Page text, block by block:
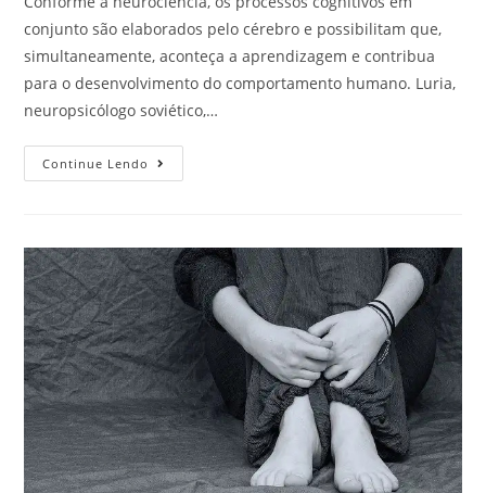
conjunto são elaborados pelo cérebro e possibilitam que,
simultaneamente, aconteça a aprendizagem e contribua
para o desenvolvimento do comportamento humano. Luria,
neuropsicólogo soviético,…
Continue Lendo